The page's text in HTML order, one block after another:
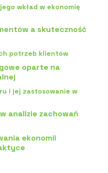
wkład w ekonomię
a skuteczność
potrzeb klientów
oparte na
i jej zastosowanie w
analizie zachowań
ekonomii